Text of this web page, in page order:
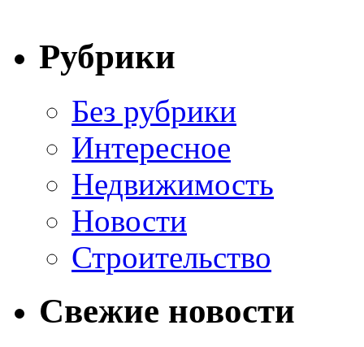
Рубрики
Без рубрики
Интересное
Недвижимость
Новости
Строительство
Свежие новости